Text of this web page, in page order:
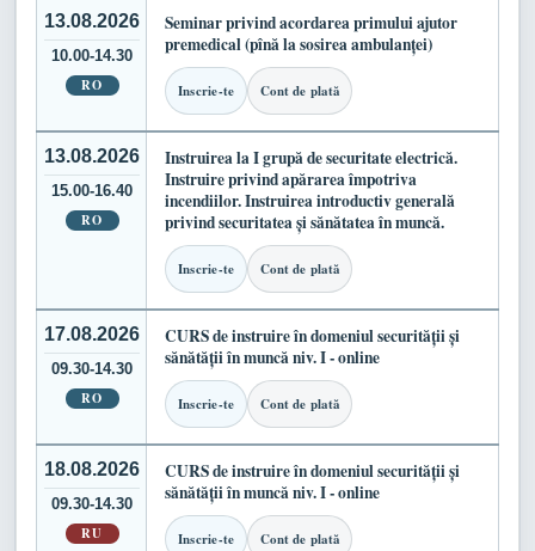
13.08.2026
10.00-14.30
RO
Seminar privind acordarea primului ajutor
premedical (pînă la sosirea ambulanței)
Inscrie-te Cont de plată
13.08.2026
15.00-16.40
RO
Instruirea la I grupă de securitate electrică.
Instruire privind apărarea împotriva
incendiilor. Instruirea introductiv generală
privind securitatea și sănătatea în muncă.
Inscrie-te Cont de plată
17.08.2026
09.30-14.30
RO
CURS de instruire în domeniul securității și
sănătății în muncă niv. I - online
Inscrie-te Cont de plată
18.08.2026
09.30-14.30
RU
CURS de instruire în domeniul securității și
sănătății în muncă niv. I - online
Inscrie-te Cont de plată